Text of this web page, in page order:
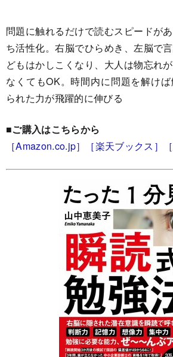
問題に触れるだけで読むスピードが
ち活性化。右脳でひらめき、左脳で
どもはかしこくなり、大人は物忘れ
なくてもOK。時間内に問題を解け
られた力が飛躍的に伸びる
■ご購入はこちらから
［Amazon.co.jp］
［楽天ブックス］